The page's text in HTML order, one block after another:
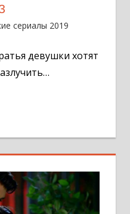
сериалы 2019
девушки хотят